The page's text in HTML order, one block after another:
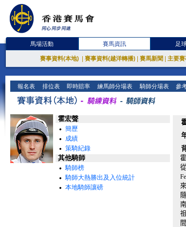
馬場活動 賽馬資訊 足
賽事資料(本地) 賽事資料(越洋轉播) 賽馬新聞 主要賽
報名表 排位表 即時賠率 練馬師分場表 騎師分場表 參
霍宏聲
簡歷
成績
策騎紀錄
其他騎師
騎師榜
騎師大熱勝出及入位統計
本地騎師讓磅